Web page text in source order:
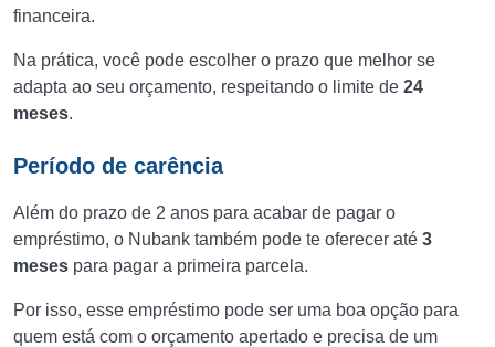
financeira.
Na prática, você pode escolher o prazo que melhor se
adapta ao seu orçamento, respeitando o limite de 24
meses.
Período de carência
Além do prazo de 2 anos para acabar de pagar o
empréstimo, o Nubank também pode te oferecer até 3
meses para pagar a primeira parcela.
Por isso, esse empréstimo pode ser uma boa opção para
quem está com o orçamento apertado e precisa de um